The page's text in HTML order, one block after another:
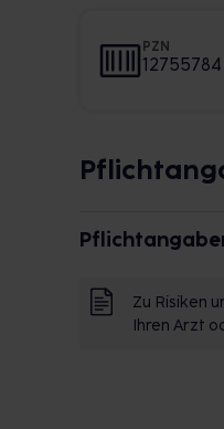
PZN
12755784
Zu Risiken
Ihren Arzt